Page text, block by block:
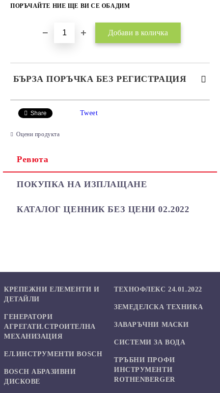
ПОРЪЧАЙТЕ НИЕ ЩЕ ВИ СЕ ОБАДИМ
БЪРЗА ПОРЪЧКА БЕЗ РЕГИСТРАЦИЯ
Ние ще се свържем с вас в рамките на работния ден.
Share Tweet
Оцени продукта
Ревюта
ПОКУПКА НА ИЗПЛАЩАНЕ
КАТАЛОГ ЦЕННИК БЕЗ ЦЕНИ 02.2022
КРЕПЕЖНИ ЕЛЕМЕНТИ И
ДЕТАЙЛИ
ГЕНЕРАТОРИ
АГРЕГАТИ.СТРОИТЕЛНА
МЕХАНИЗАЦИЯ
ЕЛ.ИНСТРУМЕНТИ BOSCH
BOSCH АБРАЗИВНИ
ДИСКОВЕ
ТЕХНОФЛЕКС 24.01.2022
ЗЕМЕДЕЛСКА ТЕХНИКА
ЗАВАРЪЧНИ МАСКИ
СИСТЕМИ ЗА ВОДА
ТРЪБНИ ПРОФИ
ИНСТРУМЕНТИ
ROTHENBERGER